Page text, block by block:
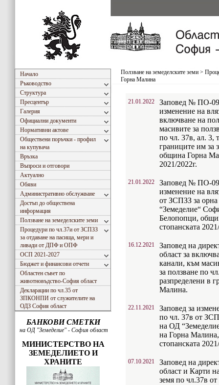
Начало
Ръководство
Структура
Пресцентър
Галерия
Официални документи
Нормативни актове
Обществени поръчки - профил
на купувача
Връзка
Въпроси и отговори
Актуално
Обяви
Административно обслужване
Достъп до обществена
информация
Ползване на земеделските земи
Процедури по чл.37и от ЗСПЗЗ
за отдаване на пасища, мери и
ливади от ДПФ и ОПФ
ОСП 2021-2027
Бюджет и финансови отчети
Областен съвет по
животновъдство-София област
Декларации по чл.35 от
ЗПКОНПИ от служителите на
ОДЗ София област
БАНКОВИ СМЕТКИ
на ОД "Земеделие" - София област
МИНИСТЕРСТВО НА
ЗЕМЕДЕЛИЕТО И
ХРАНИТЕ
Ползване на земеделските земи >
Горна Малина
21.01.2022
Заповед № ПО-
изменение на
включване на
масивите за
по чл. 37в, ал. 3,
границите им за
община Горна
2021/2022г.
21.01.2022
Заповед № ПО-
изменение на
от ЗСПЗЗ за
“Земеделие“
Белопопци,
стопанската
16.12.2021
Заповед на
област за
канали, към
за ползване по
разпределени в
Малина.
22.11.2021
Заповед за
по чл. 37в от
на ОД
на Горна
стопанската
07.10.2021
Заповед на
област и Карти
земя по чл.37в